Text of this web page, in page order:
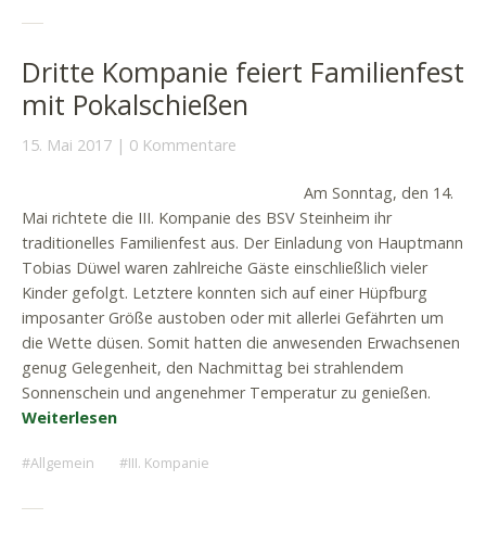
Dritte Kompanie feiert Familienfest
mit Pokalschießen
15. Mai 2017 0 Kommentare
Am Sonntag, den 14.
Mai richtete die III. Kompanie des BSV Steinheim ihr
traditionelles Familienfest aus. Der Einladung von Hauptmann
Tobias Düwel waren zahlreiche Gäste einschließlich vieler
Kinder gefolgt. Letztere konnten sich auf einer Hüpfburg
imposanter Größe austoben oder mit allerlei Gefährten um
die Wette düsen. Somit hatten die anwesenden Erwachsenen
genug Gelegenheit, den Nachmittag bei strahlendem
Sonnenschein und angenehmer Temperatur zu genießen.
Weiterlesen
Allgemein III. Kompanie